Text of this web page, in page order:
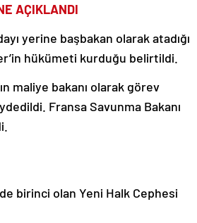
AÇIKLANDI
yerine başbakan olarak atadığı
hükümeti kurduğu belirtildi.
maliye bakanı olarak görev
Fransa Savunma Bakanı
birinci olan Yeni Halk Cephesi